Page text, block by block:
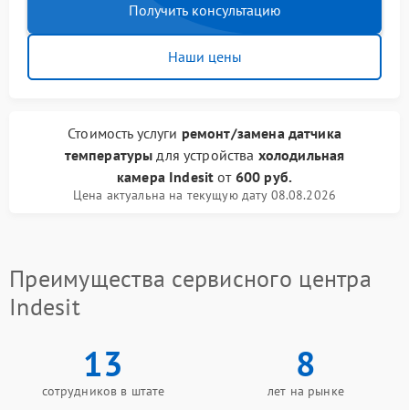
Получить консультацию
Наши цены
Стоимость услуги ремонт/замена датчика
температуры для устройства холодильная
камера Indesit от 600 руб.
Цена актуальна на текущую дату 08.08.2026
Преимущества сервисного центра
Indesit
13
сотрудников в штате
8
лет на рынке